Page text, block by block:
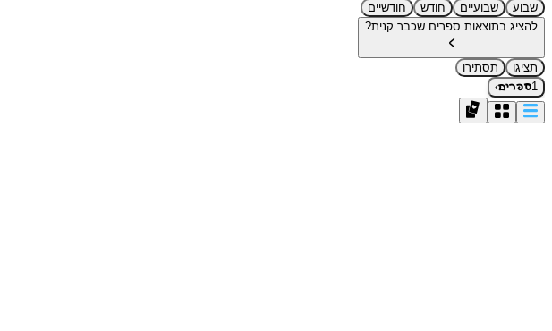
שבוע שבועיים חודש
חודשיים
להציג בתוצאות ספרים שכבר קנית?
תציגו
תסתירו
1ספרים›